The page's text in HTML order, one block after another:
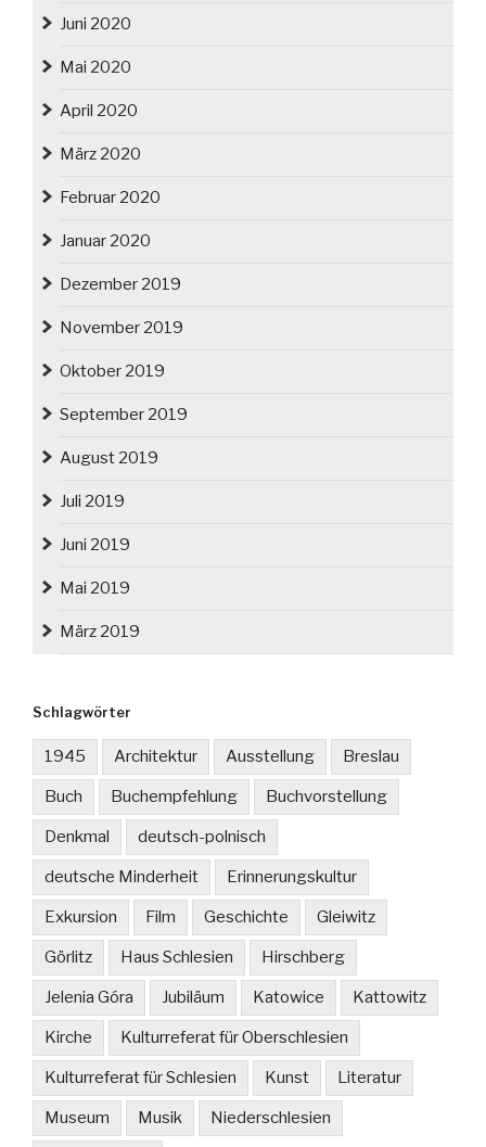
Juni 2020
Mai 2020
April 2020
März 2020
Februar 2020
Januar 2020
Dezember 2019
November 2019
Oktober 2019
September 2019
August 2019
Juli 2019
Juni 2019
Mai 2019
März 2019
Schlagwörter
1945 Architektur Ausstellung Breslau
Buch Buchempfehlung Buchvorstellung
Denkmal deutsch-polnisch
deutsche Minderheit Erinnerungskultur
Exkursion Film Geschichte Gleiwitz
Görlitz Haus Schlesien Hirschberg
Jelenia Góra Jubiläum Katowice Kattowitz
Kirche Kulturreferat für Oberschlesien
Kulturreferat für Schlesien Kunst Literatur
Museum Musik Niederschlesien